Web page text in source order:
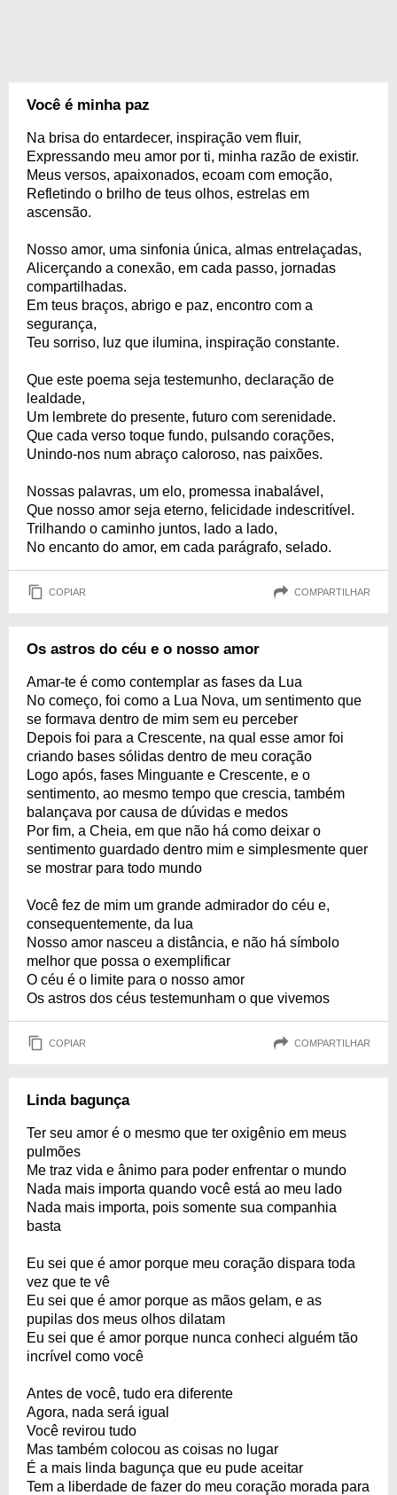
Você é minha paz
Na brisa do entardecer, inspiração vem fluir,
Expressando meu amor por ti, minha razão de existir.
Meus versos, apaixonados, ecoam com emoção,
Refletindo o brilho de teus olhos, estrelas em
ascensão.
Nosso amor, uma sinfonia única, almas entrelaçadas,
Alicerçando a conexão, em cada passo, jornadas
compartilhadas.
Em teus braços, abrigo e paz, encontro com a
segurança,
Teu sorriso, luz que ilumina, inspiração constante.
Que este poema seja testemunho, declaração de
lealdade,
Um lembrete do presente, futuro com serenidade.
Que cada verso toque fundo, pulsando corações,
Unindo-nos num abraço caloroso, nas paixões.
Nossas palavras, um elo, promessa inabalável,
Que nosso amor seja eterno, felicidade indescritível.
Trilhando o caminho juntos, lado a lado,
No encanto do amor, em cada parágrafo, selado.
COPIAR COMPARTILHAR
Os astros do céu e o nosso amor
Amar-te é como contemplar as fases da Lua
No começo, foi como a Lua Nova, um sentimento que
se formava dentro de mim sem eu perceber
Depois foi para a Crescente, na qual esse amor foi
criando bases sólidas dentro de meu coração
Logo após, fases Minguante e Crescente, e o
sentimento, ao mesmo tempo que crescia, também
balançava por causa de dúvidas e medos
Por fim, a Cheia, em que não há como deixar o
sentimento guardado dentro mim e simplesmente quer
se mostrar para todo mundo
Você fez de mim um grande admirador do céu e,
consequentemente, da lua
Nosso amor nasceu a distância, e não há símbolo
melhor que possa o exemplificar
O céu é o limite para o nosso amor
Os astros dos céus testemunham o que vivemos
COPIAR COMPARTILHAR
Linda bagunça
Ter seu amor é o mesmo que ter oxigênio em meus
pulmões
Me traz vida e ânimo para poder enfrentar o mundo
Nada mais importa quando você está ao meu lado
Nada mais importa, pois somente sua companhia
basta
Eu sei que é amor porque meu coração dispara toda
vez que te vê
Eu sei que é amor porque as mãos gelam, e as
pupilas dos meus olhos dilatam
Eu sei que é amor porque nunca conheci alguém tão
incrível como você
Antes de você, tudo era diferente
Agora, nada será igual
Você revirou tudo
Mas também colocou as coisas no lugar
É a mais linda bagunça que eu pude aceitar
Tem a liberdade de fazer do meu coração morada para